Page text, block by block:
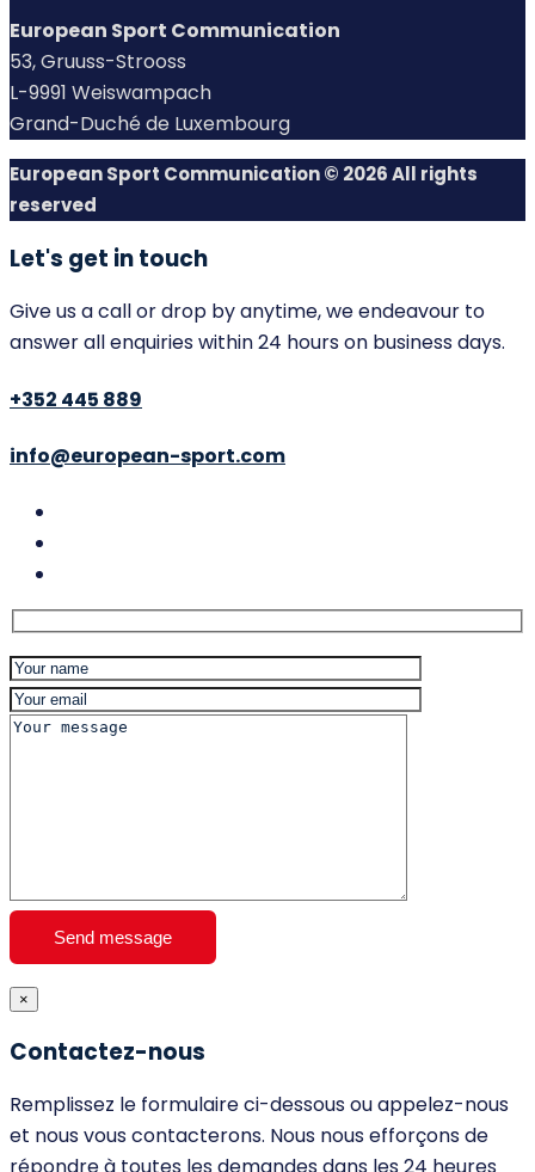
European Sport Communication
53, Gruuss-Strooss
L-9991 Weiswampach
Grand-Duché de Luxembourg
European Sport Communication © 2026 All rights
reserved
Let's get in touch
Give us a call or drop by anytime, we endeavour to
answer all enquiries within 24 hours on business days.
+352 445 889
info@european-sport.com
×
Contactez-nous
Remplissez le formulaire ci-dessous ou appelez-nous
et nous vous contacterons. Nous nous efforçons de